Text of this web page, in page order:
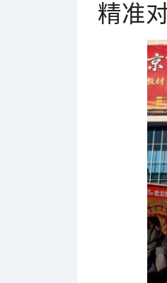
精准